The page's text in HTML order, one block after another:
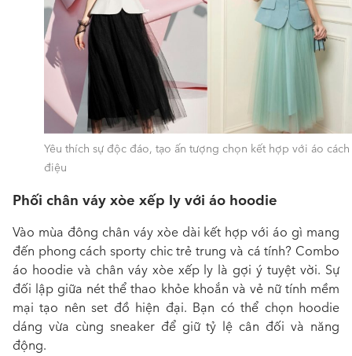
Yêu thích sự độc đáo, tạo ấn tượng chọn kết hợp với áo cách
điệu
Phối chân váy xòe xếp ly với áo hoodie
Vào mùa đông chân váy xòe dài kết hợp với áo gì mang
đến phong cách sporty chic trẻ trung và cá tính? Combo
áo hoodie và chân váy xòe xếp ly là gợi ý tuyệt vời. Sự
đối lập giữa nét thể thao khỏe khoắn và vẻ nữ tính mềm
mại tạo nên set đồ hiện đại. Bạn có thể chọn hoodie
dáng vừa cùng sneaker để giữ tỷ lệ cân đối và năng
động.